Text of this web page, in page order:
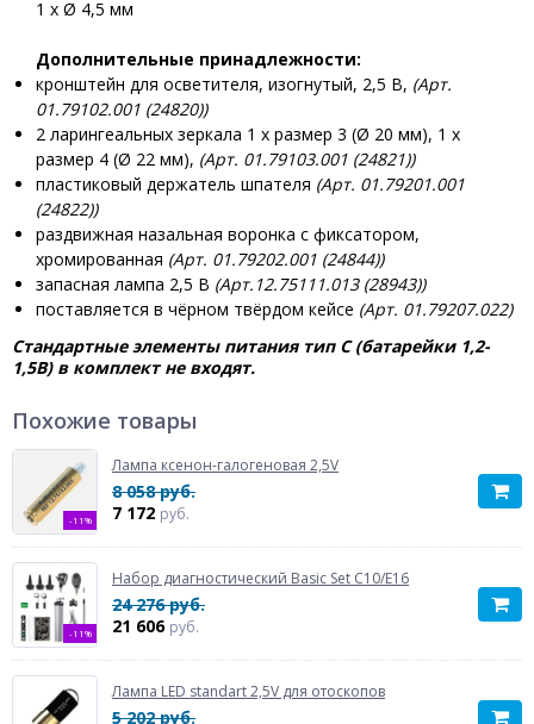
1 x Ø 4,5 мм
Дополнительные принадлежности:
кронштейн для осветителя, изогнутый, 2,5 В, (Арт.
01.79102.001 (24820))
2 ларингеальных зеркала 1 x pазмер 3 (Ø 20 мм), 1 x
pазмер 4 (Ø 22 мм), (Арт. 01.79103.001 (24821))
пластиковый держатель шпателя (Арт. 01.79201.001
(24822))
раздвижная назальная воронка с фиксатором,
хромированная (Арт. 01.79202.001 (24844))
запасная лампа 2,5 В (Арт.12.75111.013 (28943))
поставляется в чёрном твёрдом кейсе (Арт. 01.79207.022)
Стандартныеэлементы питания тип С (батарейки 1,2-
1,5В) в комплект не входят.
Похожие товары
-11%
Лампа ксенон-галогеновая 2,5V
8 058 руб.
7 172 руб.
-11%
Набор диагностический Basic Set C10/E16
24 276 руб.
21 606 руб.
Лампа LED standart 2,5V для отоскопов
5 202 руб.